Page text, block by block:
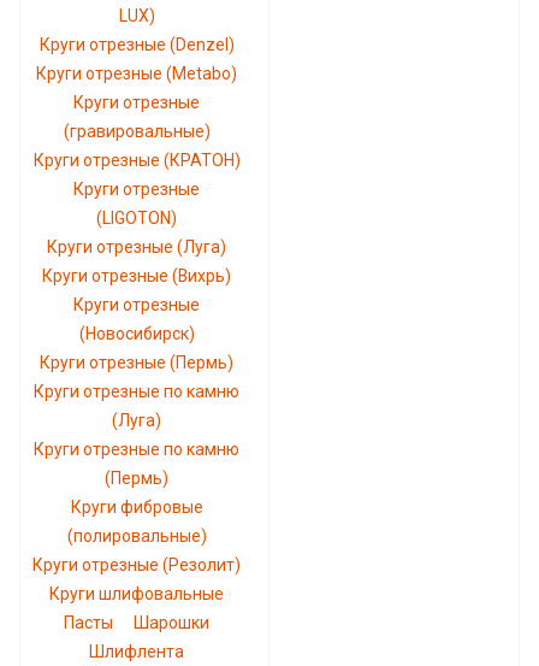
LUX)
Круги отрезные (Denzel)
Круги отрезные (Metabo)
Круги отрезные
(гравировальные)
Круги отрезные (КРАТОН)
Круги отрезные
(LIGOTON)
Круги отрезные (Луга)
Круги отрезные (Вихрь)
Круги отрезные
(Новосибирск)
Круги отрезные (Пермь)
Круги отрезные по камню
(Луга)
Круги отрезные по камню
(Пермь)
Круги фибровые
(полировальные)
Круги отрезные (Резолит)
Круги шлифовальные
Пасты
Шарошки
Шлифлента